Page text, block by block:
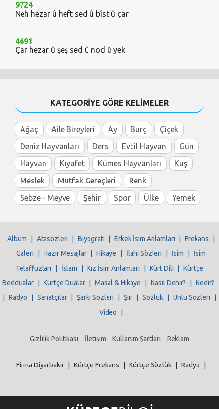
9724
Neh hezar û heft sed û bîst û çar
4691
Çar hezar û şeş sed û nod û yek
KATEGORİYE GÖRE KELİMELER
Ağaç Aile Bireyleri Ay Burç
Çiçek
Deniz Hayvanları
Ders Evcil Hayvan
Gün
Hayvan
Kıyafet Kümes Hayvanları
Kuş
Meslek
Mutfak Gereçleri
Renk
Sebze - Meyve
Şehir Spor Ülke Yemek
Albüm Atasözleri Biyografi Erkek İsim Anlamları Frekans
Galeri
Hazır Mesajlar Hikaye İlahi Sözleri İsim
İsim
Telaffuzları
İslam Kız İsim Anlamları Kürt Dili
Kürtçe
Beddualar
Kürtçe Dualar Masal & Hikaye Nasıl Denir?
Nedir?
Radyo Sanatçılar Şarkı Sözleri Şiir Sözlük Ünlü Sözleri
Video
Gizlilik Politikası İletişim Kullanım Şartları Reklam
Firma Diyarbakır Kürtçe Frekans Kürtçe Sözlük Radyo